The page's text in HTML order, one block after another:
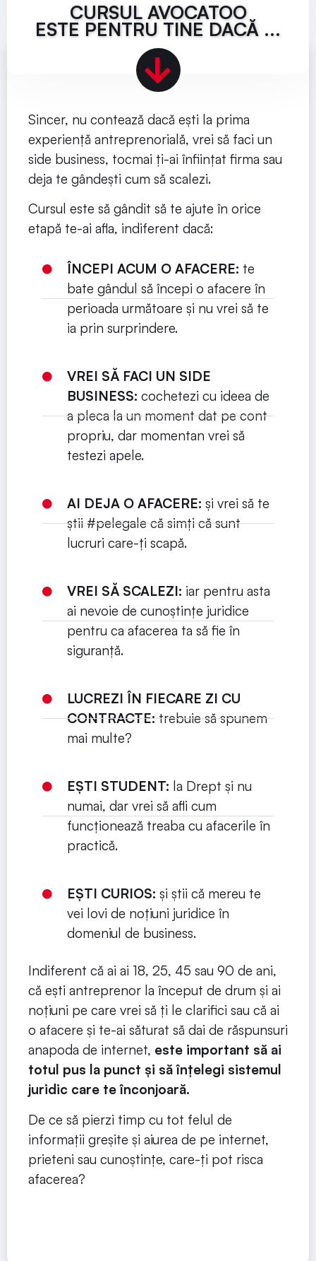
CURSUL AVOCATOO
ESTE PENTRU TINE DACĂ ...
Sincer, nu contează dacă ești la prima
experiență antreprenorială, vrei să faci un
side business, tocmai ți-ai înființat firma sau
deja te gândești cum să scalezi.
Cursul este să gândit să te ajute în orice
etapă te-ai afla, indiferent dacă:
ÎNCEPI ACUM O AFACERE: te
bate gândul să începi o afacere în
perioada următoare și nu vrei să te
ia prin surprindere.
VREI SĂ FACI UN SIDE
BUSINESS: cochetezi cu ideea de
a pleca la un moment dat pe cont
propriu, dar momentan vrei să
testezi apele.
AI DEJA O AFACERE: și vrei să te
știi #pelegale că simți că sunt
lucruri care-ți scapă.
VREI SĂ SCALEZI: iar pentru asta
ai nevoie de cunoștințe juridice
pentru ca afacerea ta să fie în
siguranță.
LUCREZI ÎN FIECARE ZI CU
CONTRACTE:trebuie să spunem
mai multe?
EȘTI STUDENT: la Drept și nu
numai, dar vrei să afli cum
funcționează treaba cu afacerile în
practică.
EȘTI CURIOS: și știi că mereu te
vei lovi de noțiuni juridice în
domeniul de business.
Indiferent că ai ai 18, 25, 45 sau 90 de ani,
că ești antreprenor la început de drum și ai
noțiuni pe care vrei să ți le clarifici sau că ai
o afacere și te-ai săturat să dai de răspunsuri
anapoda de internet, este important să ai
totul pus la punct și să înțelegi sistemul
juridic care te înconjoară.
De ce să pierzi timp cu tot felul de
informații greșite și aiurea de pe internet,
prieteni sau cunoștințe, care-ți pot risca
afacerea?